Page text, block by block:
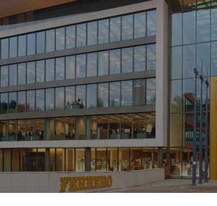
ЖАҢАЛЫҚТАР ЖӘНЕ
ОҚИҒАЛАР
ӘДЕП КОДЕКСІ